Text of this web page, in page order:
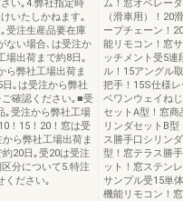
い｡4.弊社指定時
いたしかねます｡
受注生産品要在庫
ない場合､は受注か
場出荷まで約8日｡
ら弊社工場出荷ま
｡は受注から弊社
確認ください｡■受
｡受注から弊社工場
！15！20！窓は受
ら弊社工場出荷ま
20日｡受20は受注
分について5.特注
ください｡
ム！窓オベレー
（滑車用）！20
ープチェーン！
能リモコン！窓
ッチメント受5
ル！15アングル
把手！15S仕様
ベワンウェイね
セットA型！窓
リンダセットB
ス勝手口シリン
型！窓テラス勝
ット！窓ステン
サンプル受15単
機能リモコン！